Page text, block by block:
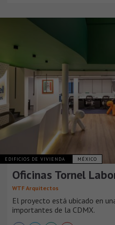
EDIFICIOS DE VIVIENDA MÉXICO
Oficinas Tornel
WTF Arquitectos
El proyecto está ubicado en
importantes de la CDMX.